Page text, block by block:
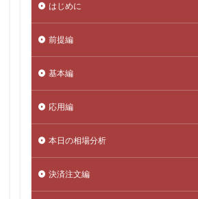
はじめに
前提編
基本編
応用編
本日の相場分析
決済注文編